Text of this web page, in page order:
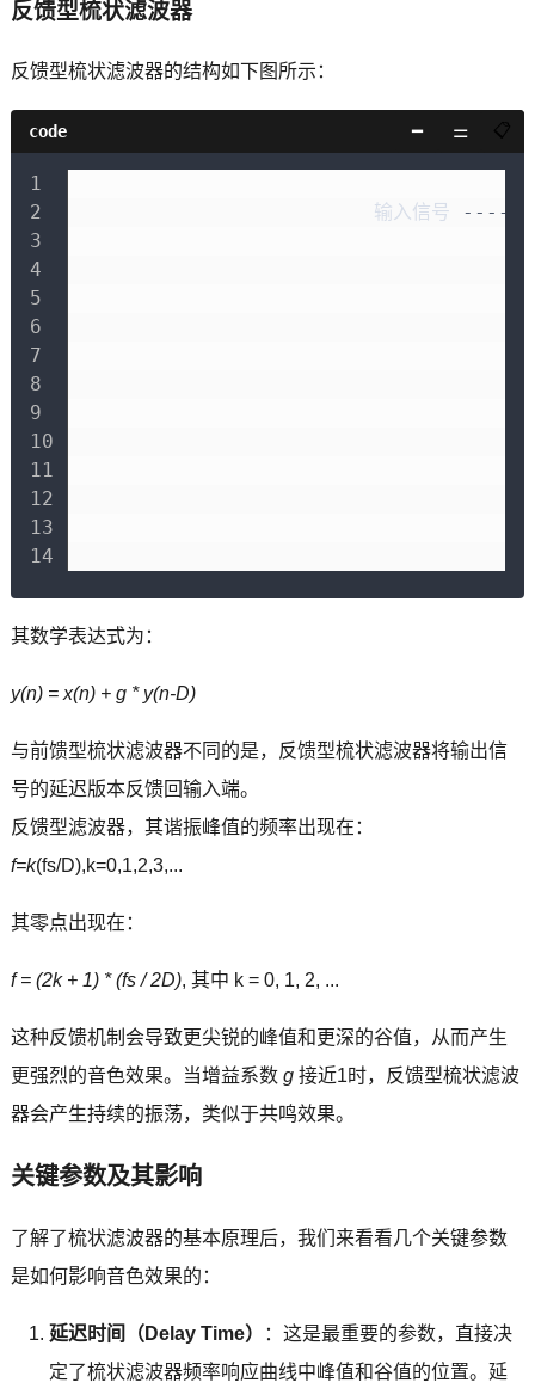
反馈型梳状滤波器
反馈型梳状滤波器的结构如下图所示：
code
                         输入信号
---->
其数学表达式为：
y(n) = x(n) + g * y(n-D)
与前馈型梳状滤波器不同的是，反馈型梳状滤波器将输出信
号的延迟版本反馈回输入端。
反馈型滤波器，其谐振峰值的频率出现在：
f=k(fs/D),k=0,1,2,3,...
其零点出现在：
f = (2k + 1) * (fs / 2D), 其中 k = 0, 1, 2, ...
这种反馈机制会导致更尖锐的峰值和更深的谷值，从而产生
更强烈的音色效果。当增益系数 g接近1时，反馈型梳状滤波
器会产生持续的振荡，类似于共鸣效果。
关键参数及其影响
了解了梳状滤波器的基本原理后，我们来看看几个关键参数
是如何影响音色效果的：
延迟时间（Delay Time）
：这是最重要的参数，直接决
定了梳状滤波器频率响应曲线中峰值和谷值的位置。延